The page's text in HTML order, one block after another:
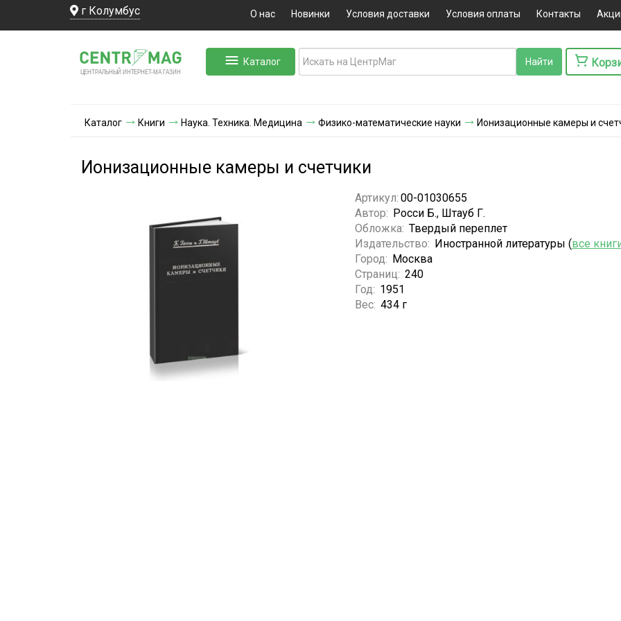
г Колумбус О нас Новинки Условия доставки Условия оплаты Контакты
ЦЕНТРАЛЬНЫЙ ИНТЕРНЕТ-МА ГАЗИН
Каталог
Каталог Книги Наука. Техника. Медицина Физико-математические науки Ионизационные камеры и
Ионизационные камеры и счетчики
Артикул: 00-01030655
Автор: Росси Б., Штауб Г.
Обложка: Твердый переплет
Издательство: Иностранной литературы (все
Город: Москва
Страниц: 240
Год: 1951
Вес: 434 г